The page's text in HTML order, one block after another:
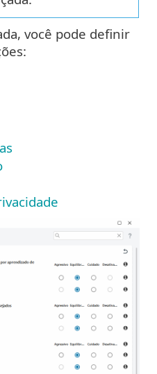
você pode definir